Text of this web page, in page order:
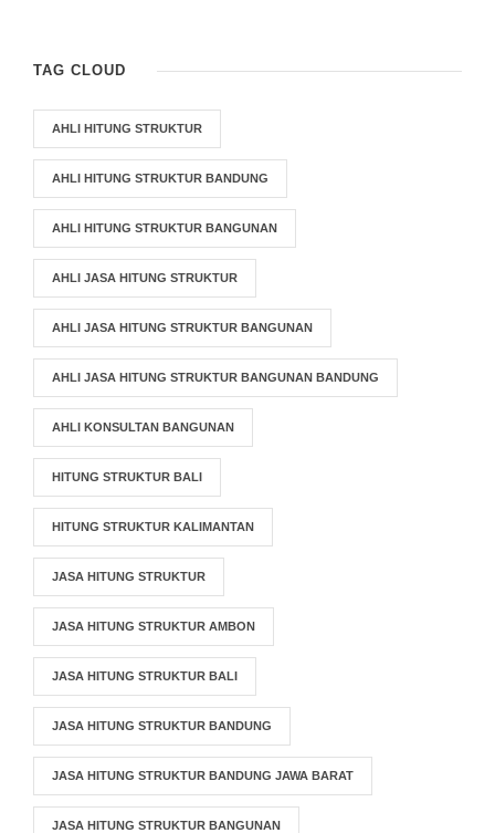
TAG CLOUD
AHLI HITUNG STRUKTUR
AHLI HITUNG STRUKTUR BANDUNG
AHLI HITUNG STRUKTUR BANGUNAN
AHLI JASA HITUNG STRUKTUR
AHLI JASA HITUNG STRUKTUR BANGUNAN
AHLI JASA HITUNG STRUKTUR BANGUNAN BANDUNG
AHLI KONSULTAN BANGUNAN
HITUNG STRUKTUR BALI
HITUNG STRUKTUR KALIMANTAN
JASA HITUNG STRUKTUR
JASA HITUNG STRUKTUR AMBON
JASA HITUNG STRUKTUR BALI
JASA HITUNG STRUKTUR BANDUNG
JASA HITUNG STRUKTUR BANDUNG JAWA BARAT
JASA HITUNG STRUKTUR BANGUNAN